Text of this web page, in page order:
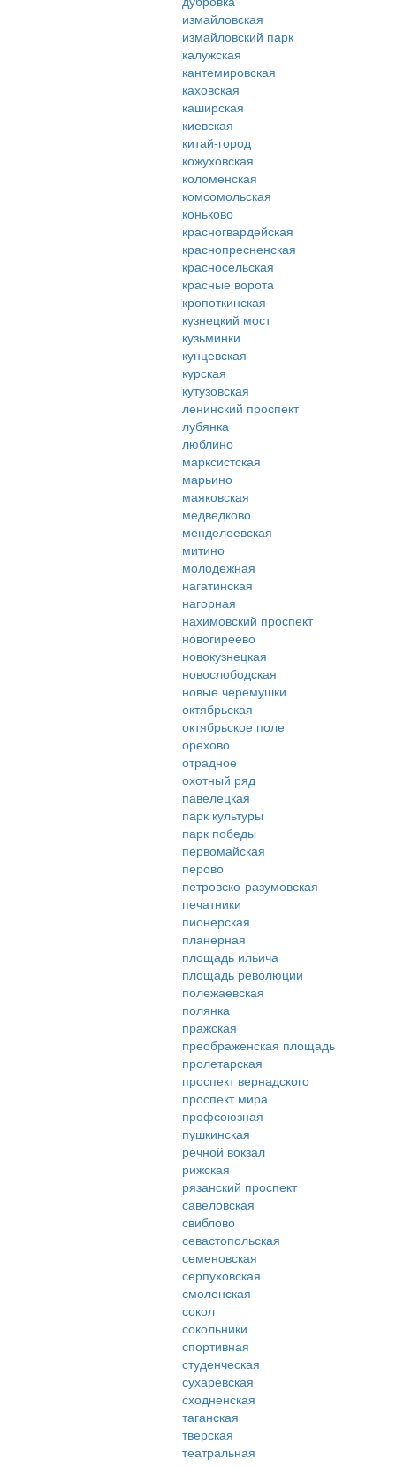
измайловская
измайловский парк
калужская
кантемировская
каховская
каширская
киевская
китай-город
кожуховская
коломенская
комсомольская
коньково
красногвардейская
краснопресненская
красносельская
красные ворота
кропоткинская
кузнецкий мост
кузьминки
кунцевская
курская
кутузовская
ленинский проспект
лубянка
люблино
марксистская
марьино
маяковская
медведково
менделеевская
митино
молодежная
нагатинская
нагорная
нахимовский проспект
новогиреево
новокузнецкая
новослободская
новые черемушки
октябрьская
октябрьское поле
орехово
отрадное
охотный ряд
павелецкая
парк культуры
парк победы
первомайская
перово
петровско-разумовская
печатники
пионерская
планерная
площадь ильича
площадь революции
полежаевская
полянка
пражская
преображенская площадь
пролетарская
проспект вернадского
проспект мира
профсоюзная
пушкинская
речной вокзал
рижская
рязанский проспект
савеловская
свиблово
севастопольская
семеновская
серпуховская
смоленская
сокол
сокольники
спортивная
студенческая
сухаревская
сходненская
таганская
тверская
театральная